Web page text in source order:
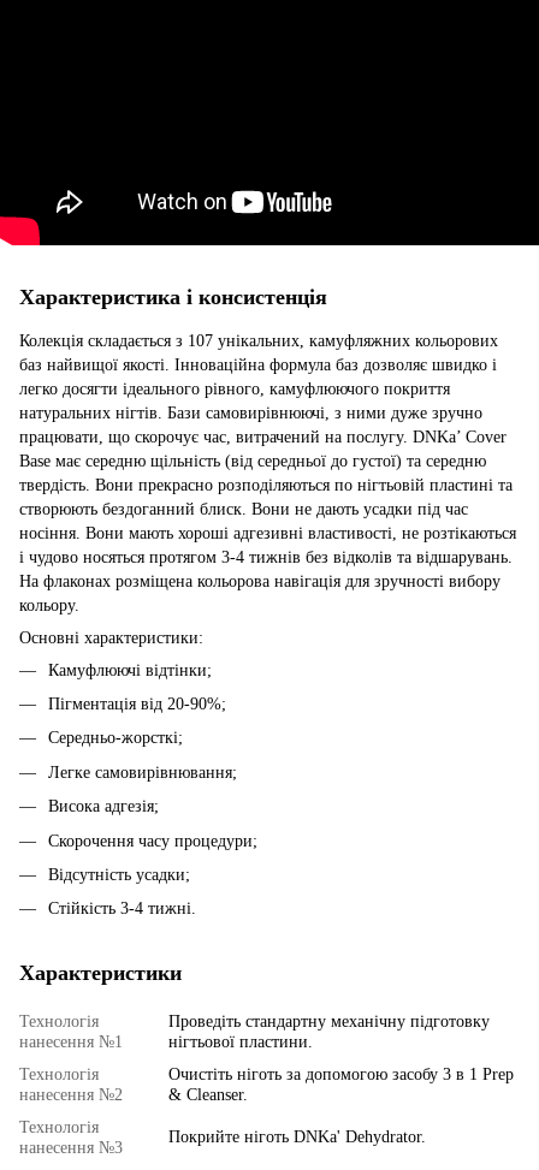
Характеристика і консистенція
Колекція складається з 107 унікальних, камуфляжних кольорових
баз найвищої якості. Інноваційна формула баз дозволяє швидко і
легко досягти ідеального рівного, камуфлюючого покриття
натуральних нігтів. Бази самовирівнюючі, з ними дуже зручно
працювати, що скорочує час, витрачений на послугу. DNKa’ Cover
Base має середню щільність (від середньої до густої) та середню
твердість. Вони прекрасно розподіляються по нігтьовій пластині та
створюють бездоганний блиск. Вони не дають усадки під час
носіння. Вони мають хороші адгезивні властивості, не розтікаються
і чудово носяться протягом 3-4 тижнів без відколів та відшарувань.
На флаконах розміщена кольорова навігація для зручності вибору
кольору.
Основні характеристики:
Камуфлюючі відтінки;
Пігментація від 20-90%;
Середньо-жорсткі;
Легке самовирівнювання;
Висока адгезія;
Скорочення часу процедури;
Відсутність усадки;
Стійкість 3-4 тижні.
Характеристики
Технологія
нанесення №1
Проведіть стандартну механічну підготовку
нігтьової пластини.
Технологія
нанесення №2
Очистіть ніготь за допомогою засобу 3 в 1 Prep
& Cleanser.
Технологія
нанесення №3
Покрийте ніготь DNKa' Dehydrator.